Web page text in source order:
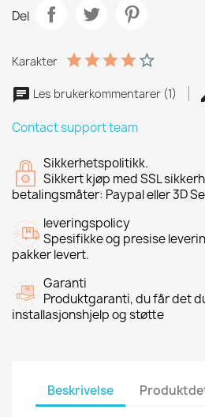
Del
Karakter
Les brukerkommentarer (1)
Contact support team
Sikkerhetspolitikk.
Sikkert kjøp med SSL
betalingsmåter: Paypal eller 3D
leveringspolicy
Spesifikke og presise
pakker levert.
Garanti
Produktgaranti, du får det
installasjonshjelp og støtte
Beskrivelse